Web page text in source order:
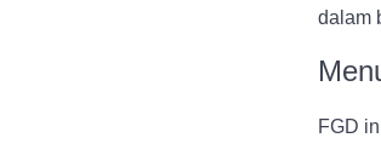
dalam
FGD